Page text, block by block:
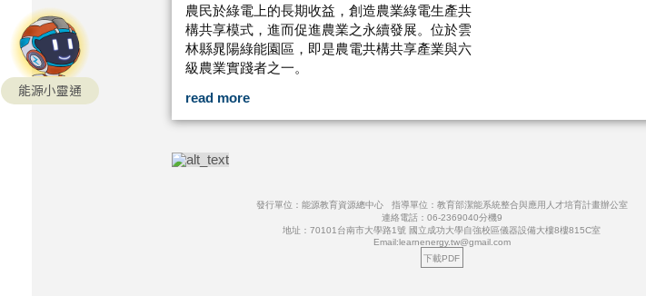
農民於綠電上的長期收益，創造農業綠電生產共
構共享模式，進而促進農業之永續發展。位於雲
林縣晁陽綠能園區，即是農電共構共享產業與六
級農業實踐者之一。
read more
發行單位：能源教育資源總中心 指導單位：教育部潔能系統整合與應用人才培育計畫辦公室
連絡電話：06-2369040分機9
地址：70101台南市大學路1號 國立成功大學自強校區儀器設備大樓8樓815C室
Email:learnenergy.tw@gmail.com
下載PDF
能源小靈通